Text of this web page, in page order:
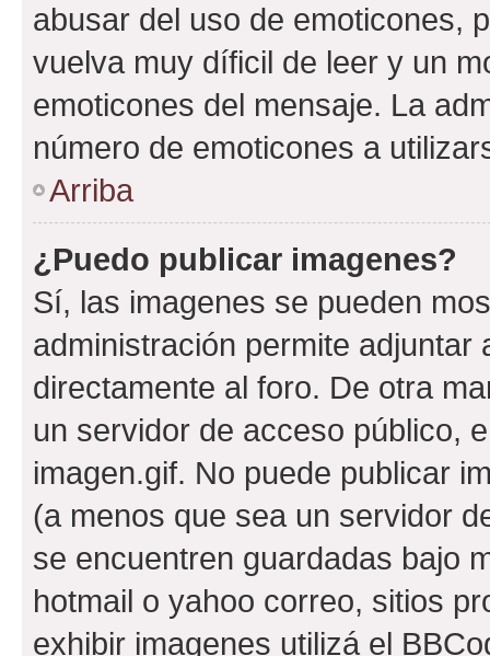
abusar del uso de emoticones,
vuelva muy díficil de leer y un
emoticones del mensaje. La
número de emoticones a
Arriba
¿Puedo publicar imagenes?
Sí, las imagenes se pueden
administración permite
directamente al foro. De otra
un servidor de acceso público,
imagen.gif. No puede publicar
(a menos que sea un servidor
se encuentren guardadas bajo
hotmail o yahoo correo, sitios
exhibir imagenes utilizá el